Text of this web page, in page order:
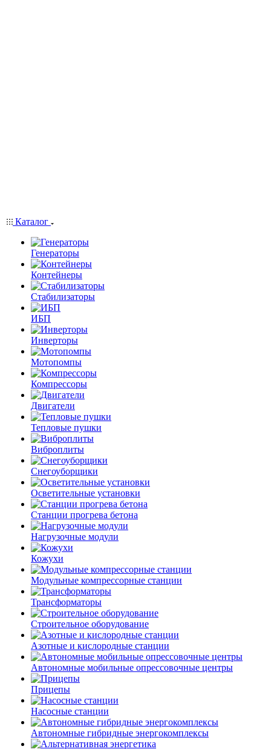
Каталог
Генераторы
Контейнеры
Стабилизаторы
ИБП
Инверторы
Мотопомпы
Компрессоры
Двигатели
Тепловые пушки
Виброплиты
Снегоуборщики
Осветительные установки
Станции прогрева бетона
Нагрузочные модули
Кожухи
Модульные компрессорные станции
Трансформаторы
Строительное оборудование
Азотные и кислородные станции
Автономные мобильные опрессовочные центры
Прицепы
Насосные станции
Автономные гибридные энергокомплексы